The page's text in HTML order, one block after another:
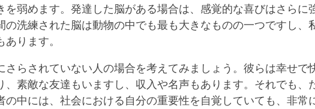
を弱めます。発達した脳がある場合は、感覚的な喜びはさらに
の洗練された脳は動物の中でも最も大きなものの一つですし、
ります。
さらされていない人の場合を考えてみましょう。彼らは幸せで
、素敵な友達もいますし、収入や名声もあります。それでも、
の中には、社会における自分の重要性を自覚していても、非常